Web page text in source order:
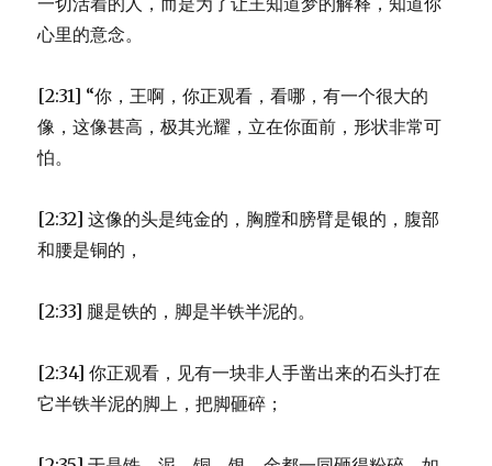
心里的意念。
[2:31] “你，王啊，你正观看，看哪，有一个很大的
像，这像甚高，极其光耀，立在你面前，形状非常可
怕。
[2:32] 这像的头是纯金的，胸膛和膀臂是银的，腹部
和腰是铜的，
[2:33] 腿是铁的，脚是半铁半泥的。
[2:34] 你正观看，见有一块非人手凿出来的石头打在
它半铁半泥的脚上，把脚砸碎；